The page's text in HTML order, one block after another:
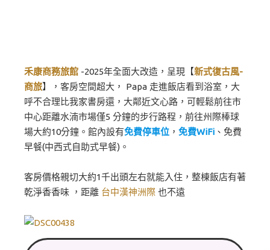
禾康商務旅館 -2025年全面大改造，呈現【新式復古風-
商旅】，客房空間超大， Papa 走進飯店看到浴室，大
呼不合理比我家書房還，大鄰近文心路，可輕鬆前往市
中心距離水湳市場僅5 分鐘的步行路程，前往州際棒球
場大約10分鐘。館內設有免費停車位 ， 免費WiFi 、免費
早餐(中西式自助式早餐)。
客房價格親切大約1千出頭左右就能入住，整棟飯店有著
乾淨香香味 ，距離 台中漢神洲際 也不遠